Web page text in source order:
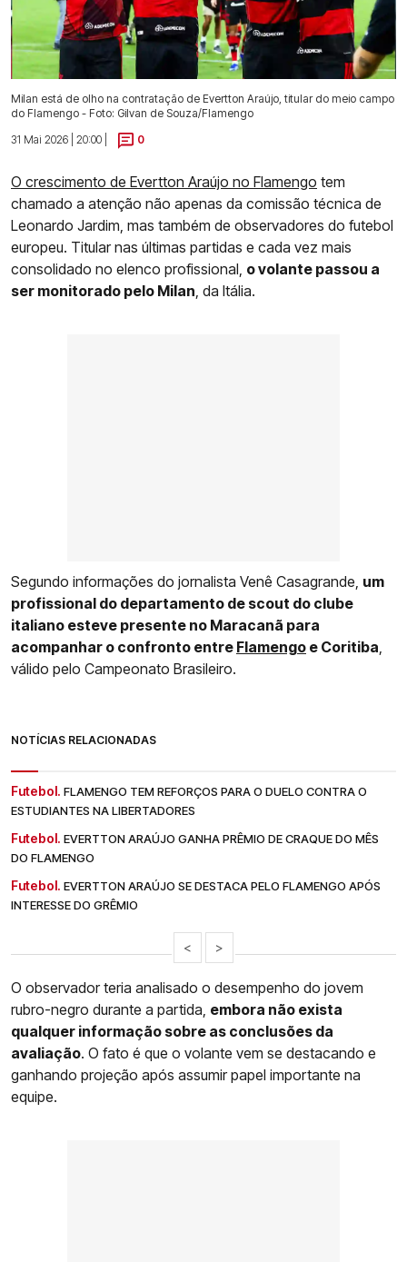
Milan está de olho na contratação de Evertton Araújo, titular do meio campo
do Flamengo - Foto: Gilvan de Souza/Flamengo
31 Mai 2026 | 20:00 |
0
O crescimento de Evertton Araújo no Flamengo tem
chamado a atenção não apenas da comissão técnica de
Leonardo Jardim, mas também de observadores do futebol
europeu. Titular nas últimas partidas e cada vez mais
consolidado no elenco profissional, o volante passou a
ser monitorado pelo Milan , da Itália.
Segundo informações do jornalista Venê Casagrande, um
profissional do departamento de scout do clube
italiano esteve presente no Maracanã para
acompanhar o confronto entre Flamengo e Coritiba
válido pelo Campeonato Brasileiro.
NOTÍCIAS RELACIONADAS
Futebol. FLAMENGO TEM REFORÇOS PARA O DUELO CONTRA O
ESTUDIANTES NA LIBERTADORES
Futebol. EVERTTON ARAÚJO GANHA PRÊMIO DE CRAQUE DO MÊS
DO FLAMENGO
Futebol. EVERTTON ARAÚJO SE DESTACA PELO FLAMENGO APÓS
INTERESSE DO GRÊMIO
< >
O observador teria analisado o desempenho do jovem
rubro-negro durante a partida, embora não exista
qualquer informação sobre as conclusões da
avaliação. O fato é que o volante vem se destacando e
ganhando projeção após assumir papel importante na
equipe.